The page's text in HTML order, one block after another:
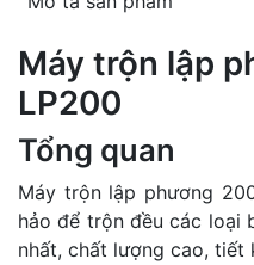
Máy trộn lập
LP200
Tổng quan
Máy trộn lập phương
hảo để trộn đều các loại
nhất, chất lượng cao, tiết